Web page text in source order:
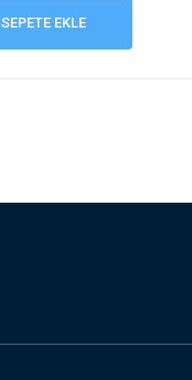
SEPETE EKLE